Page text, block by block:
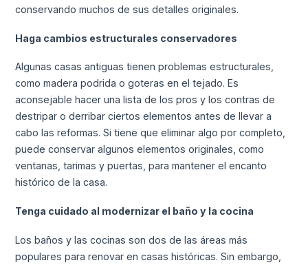
conservando muchos de sus detalles originales.
Haga cambios estructurales conservadores
Algunas casas antiguas tienen problemas estructurales,
como madera podrida o goteras en el tejado. Es
aconsejable hacer una lista de los pros y los contras de
destripar o derribar ciertos elementos antes de llevar a
cabo las reformas. Si tiene que eliminar algo por completo,
puede conservar algunos elementos originales, como
ventanas, tarimas y puertas, para mantener el encanto
histórico de la casa.
Tenga cuidado al modernizar el baño y la cocina
Los baños y las cocinas son dos de las áreas más
populares para renovar en casas históricas. Sin embargo,